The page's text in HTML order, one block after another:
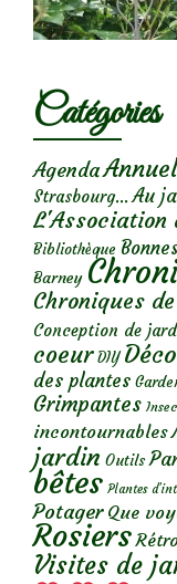
Catégories
Agenda
Strasbourg... Au
L'Association
Bibliothèque
Barney
Chroniques
Conception de
coeur DIY
des plantes
Grimpantes
incontournables
jardin Outils
bêtes Plantes
Potager Que
Rosiers
Visites de